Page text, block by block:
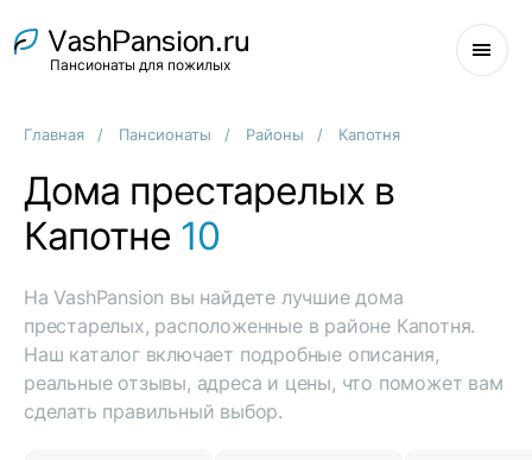
Пансионаты для пожилых
Главная Пансионаты Районы Капотня
Дома престарелых в
Капотне 10
На VashPansion вы найдете лучшие дома
престарелых, расположенные в районе Капотня.
Наш каталог включает подробные описания,
реальные отзывы, адреса и цены, что поможет вам
сделать правильный выбор.